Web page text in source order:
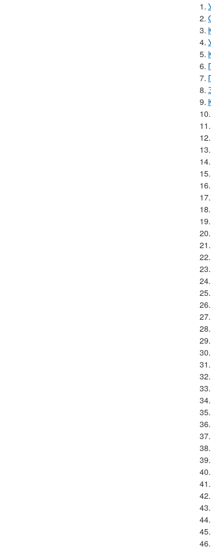
1.
2.
3.
4.
5.
6.
7.
8.
9.
10.
11.
12.
13.
14.
15.
16.
17.
18.
19.
20.
21.
22.
23.
24.
25.
26.
27.
28.
29.
30.
31.
32.
33.
34.
35.
36.
37.
38.
39.
40.
41.
42.
43.
44.
45.
46.